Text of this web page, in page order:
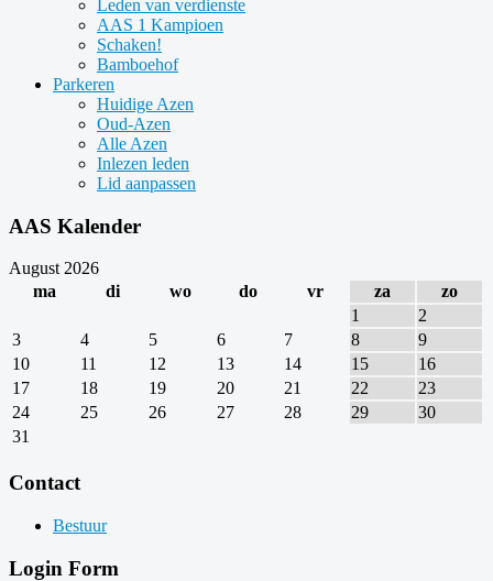
Leden van verdienste
AAS 1 Kampioen
Schaken!
Bamboehof
Parkeren
Huidige Azen
Oud-Azen
Alle Azen
Inlezen leden
Lid aanpassen
AAS Kalender
August 2026
ma
di wo do vr za
zo
1
2
3
4 5 6 7 8
9
10
11 12 13 14 15
16
17
18 19 20 21 22
23
24
25 26 27 28 29
30
31
Contact
Bestuur
Login Form